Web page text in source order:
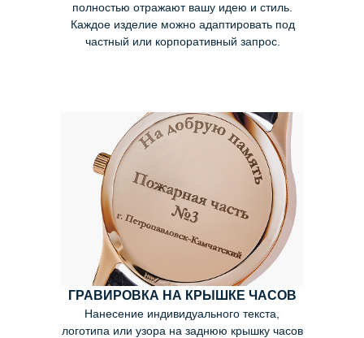
ГРАВИРОВКА НА КРЫШКЕ ЧАСОВ
Нанесение индивидуального текста,
логотипа или узора на заднюю крышку часов
полностью отражают вашу идею и стиль.
Каждое изделие можно адаптировать под
частный или корпоративный запрос.